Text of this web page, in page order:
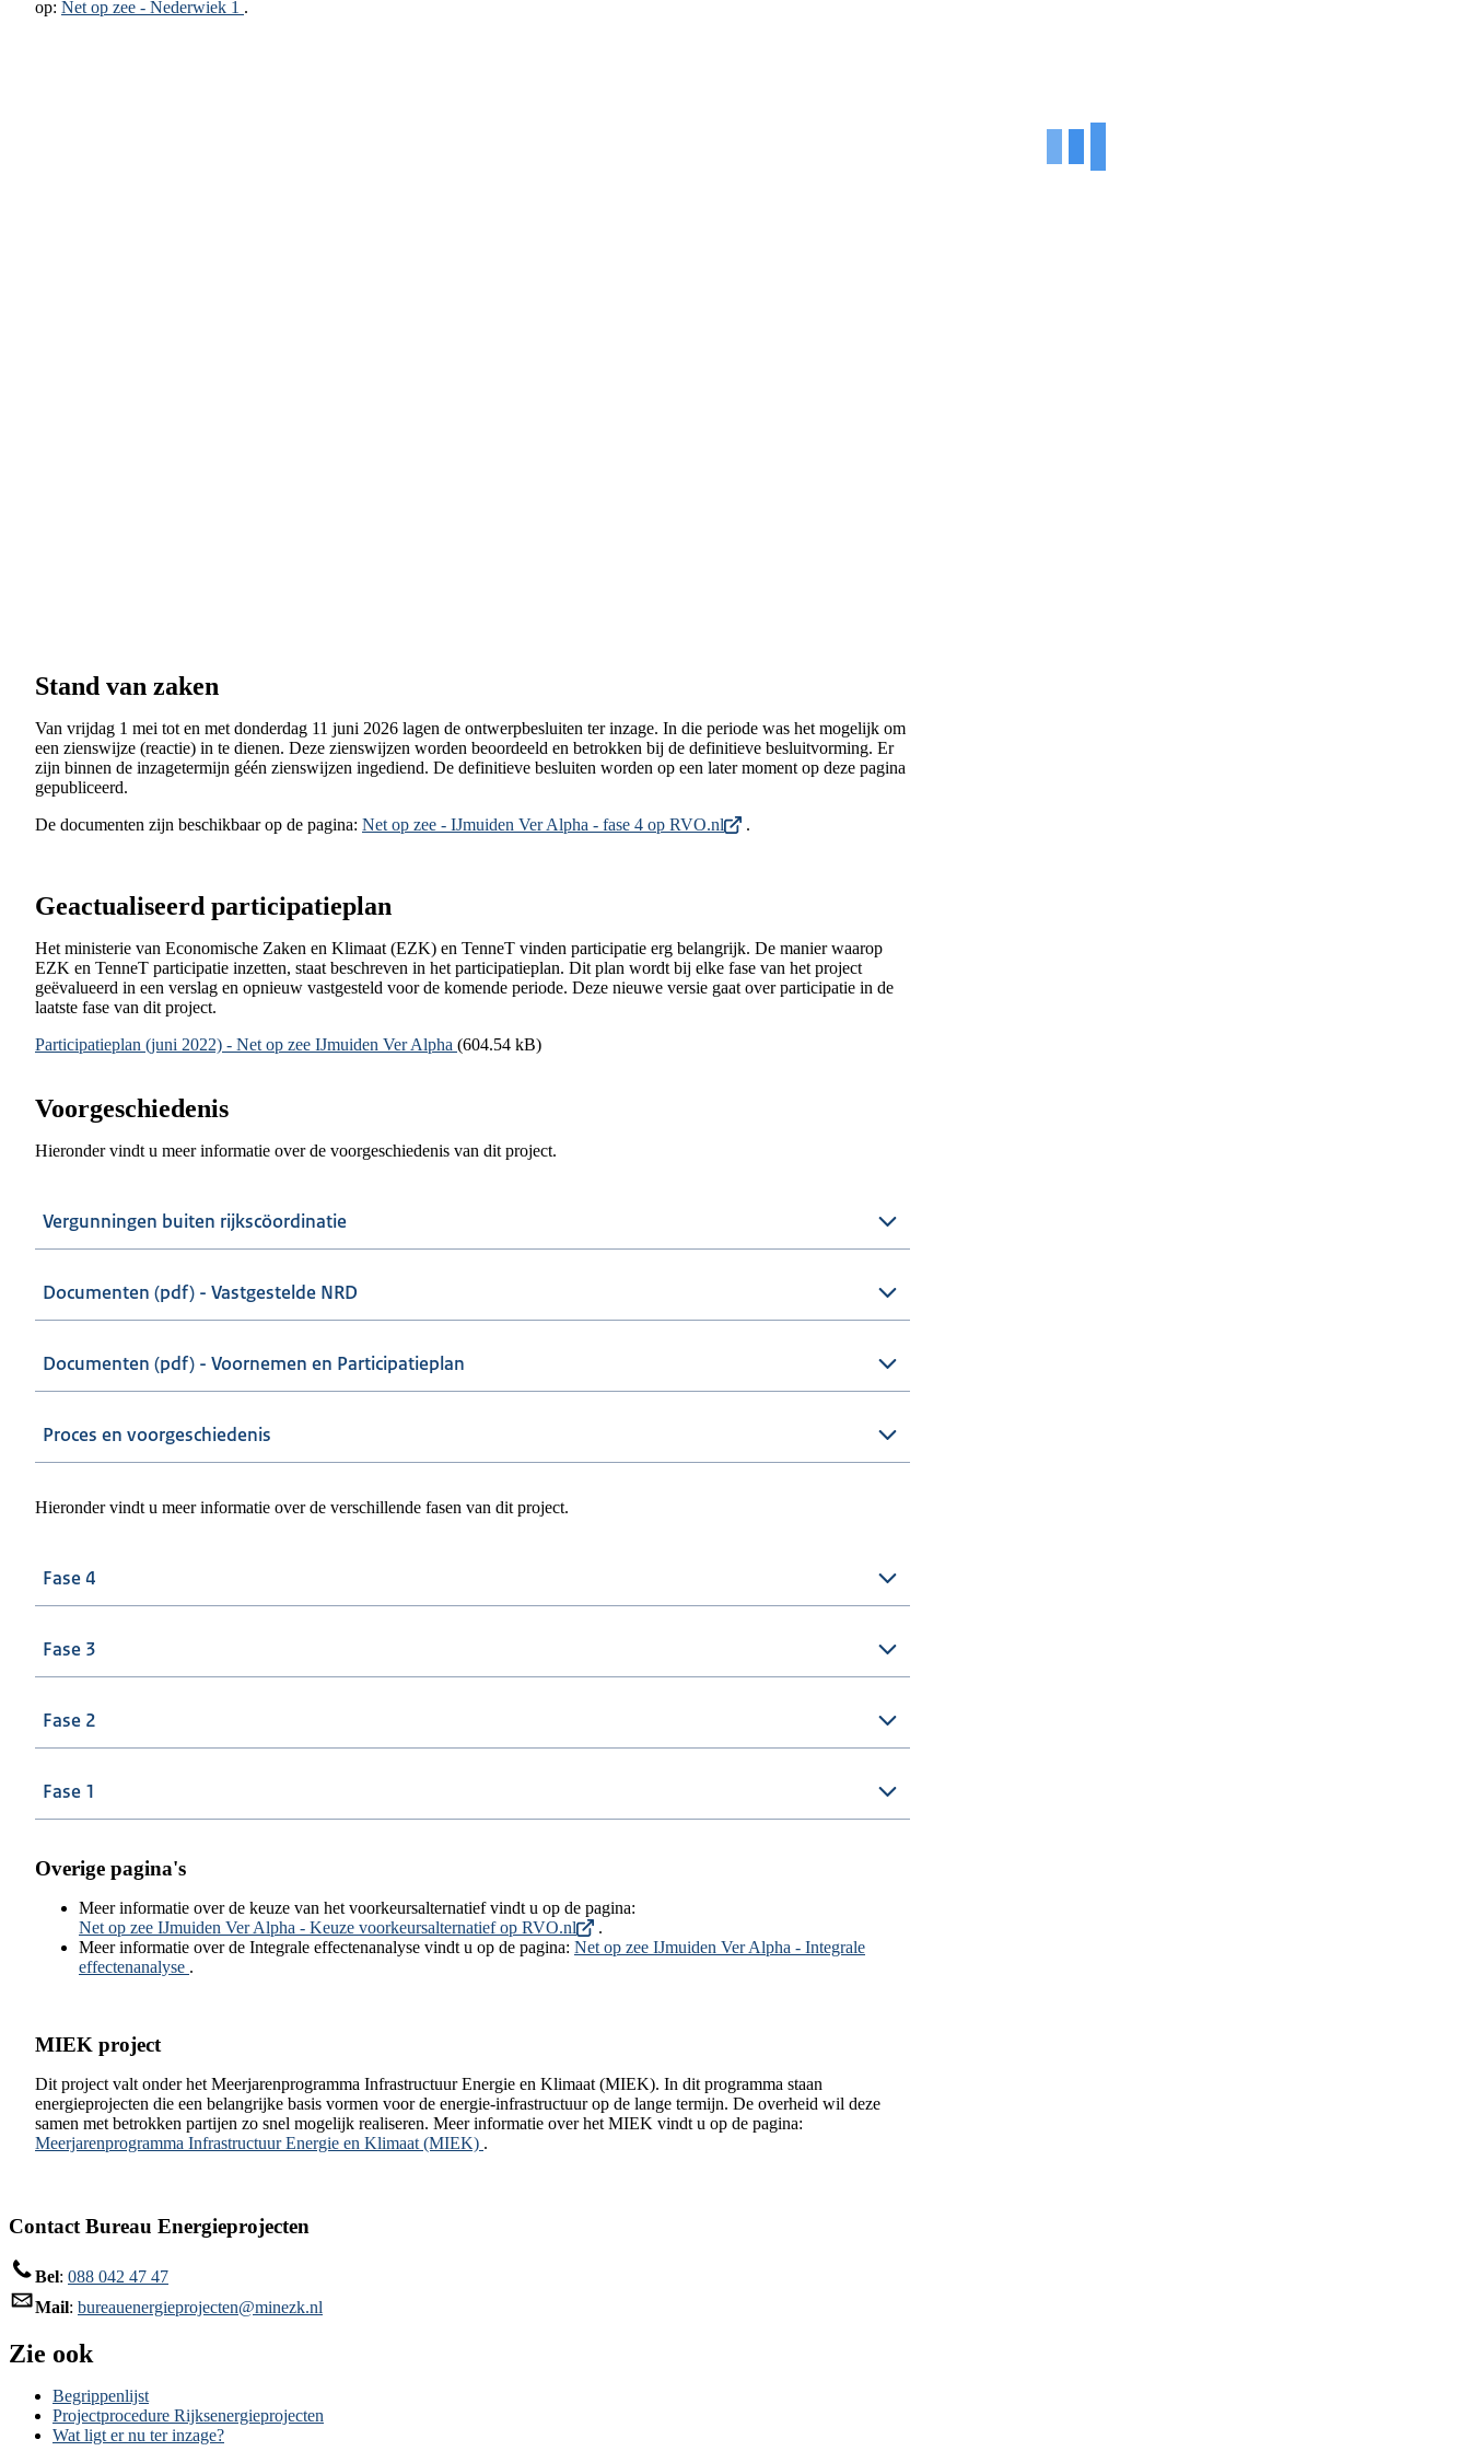
op: Net op zee - Nederwiek 1 .
Stand van zaken
Van vrijdag 1 mei tot en met donderdag 11 juni 2026 lagen de ontwerpbesluiten ter inzage. In die periode was het mogelijk om
een zienswijze (reactie) in te dienen. Deze zienswijzen worden beoordeeld en betrokken bij de definitieve besluitvorming. Er
zijn binnen de inzagetermijn géén zienswijzen ingediend. De definitieve besluiten worden op een later moment op deze pagina
gepubliceerd.
De documenten zijn beschikbaar op de pagina: Net op zee - IJmuiden Ver Alpha - fase 4 op RVO.nl .
Geactualiseerd participatieplan
Het ministerie van Economische Zaken en Klimaat (EZK) en TenneT vinden participatie erg belangrijk. De manier waarop
EZK en TenneT participatie inzetten, staat beschreven in het participatieplan. Dit plan wordt bij elke fase van het project
geëvalueerd in een verslag en opnieuw vastgesteld voor de komende periode. Deze nieuwe versie gaat over participatie in de
laatste fase van dit project.
Document
Participatieplan (juni 2022) - Net op zee IJmuiden Ver Alpha (604.54 kB)
Voorgeschiedenis
Hieronder vindt u meer informatie over de voorgeschiedenis van dit project.
Vergunningen buiten rijkscöordinatie
Documenten (pdf) - Vastgestelde NRD
Documenten (pdf) - Voornemen en Participatieplan
Proces en voorgeschiedenis
Hieronder vindt u meer informatie over de verschillende fasen van dit project.
Fase 4
Fase 3
Fase 2
Fase 1
Overige pagina's
Meer informatie over de keuze van het voorkeursalternatief vindt u op de pagina:
Net op zee IJmuiden Ver Alpha - Keuze voorkeursalternatief op RVO.nl
.
Meer informatie over de Integrale effectenanalyse vindt u op de pagina: Net op zee IJmuiden Ver Alpha - Integrale
effectenanalyse .
MIEK project
Dit project valt onder het Meerjarenprogramma Infrastructuur Energie en Klimaat (MIEK). In dit programma staan
energieprojecten die een belangrijke basis vormen voor de energie-infrastructuur op de lange termijn. De overheid wil deze
samen met betrokken partijen zo snel mogelijk realiseren. Meer informatie over het MIEK vindt u op de pagina:
Meerjarenprogramma Infrastructuur Energie en Klimaat (MIEK) .
Contact Bureau Energieprojecten
Bel: 088 042 47 47
Mail: bureauenergieprojecten@minezk.nl
Zie ook
Begrippenlijst
Projectprocedure Rijksenergieprojecten
Wat ligt er nu ter inzage?